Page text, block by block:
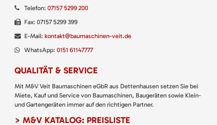
Telefon: 07157 5299 200
Fax: 07157 5299 399
E-Mail: kontakt@baumaschinen-veit.de
WhatsApp: 0151 61147777
QUALITÄT & SERVICE
Mit M&V Veit Baumaschinen eGbR aus Dettenhausen setzen Sie bei
Miete, Kauf und Service von Baumaschinen, Baugeräten sowie Klein-
und Gartengeräten immer auf den richtigen Partner.
> M&V KATALOG: PREISLISTE